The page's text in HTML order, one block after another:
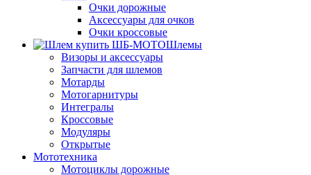
Очки дорожные
Аксессуары для очков
Очки кроссовые
Шлемы
Визоры и аксессуары
Запчасти для шлемов
Мотарды
Мотогарнитуры
Интегралы
Кроссовые
Модуляры
Открытые
Мототехника
Мотоциклы дорожные